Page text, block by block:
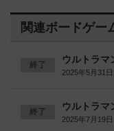
関連ボードゲー
終了 ウルトラマ
2025年5月31
終了 ウルトラマ
2025年7月19